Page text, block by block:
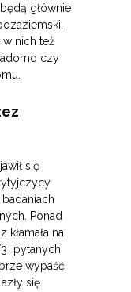
głównie
w nich też
czy
się
Ponad
kłamała na
pytanych
wypaść
się